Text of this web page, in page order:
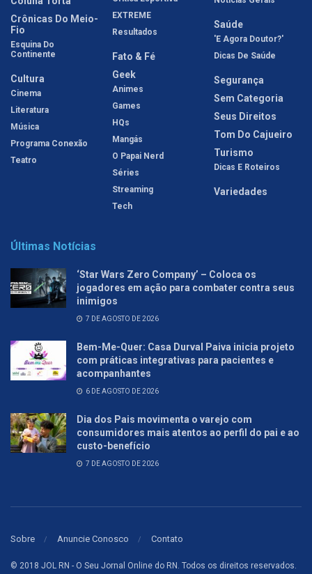
Crônicas Do Meio-
Fio
Esquina Do
Continente
Cultura
Cinema
Literatura
Música
Programa Conexão
Teatro
EXTREME
Resultados
Fato & Fé
Geek
Animes
Games
HQs
Mangás
O Papai Nerd
Séries
Streaming
Tech
Saúde
'E Agora Doutor?'
Dicas De Saúde
Segurança
Sem Categoria
Seus Direitos
Tom Do Cajueiro
Turismo
Dicas E Roteiros
Variedades
Últimas Notícias
‘Star Wars Zero Company’ – Coloca os
jogadores em ação para combater contra seus
inimigos
7 DE AGOSTO DE 2026
Bem-Me-Quer: Casa Durval Paiva inicia projeto
com práticas integrativas para pacientes e
acompanhantes
6 DE AGOSTO DE 2026
Dia dos Pais movimenta o varejo com
consumidores mais atentos ao perfil do pai e ao
custo-benefício
7 DE AGOSTO DE 2026
Sobre Anuncie Conosco Contato
© 2018 JOL RN - O Seu Jornal Online do RN. Todos os direitos reservados.